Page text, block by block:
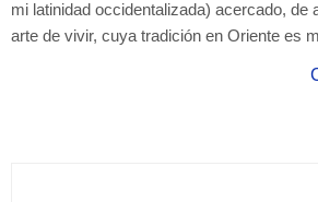
mi latinidad occidentalizada) acercado, de
arte de vivir, cuya tradición en Oriente es
una vía para descubrir la verdadera